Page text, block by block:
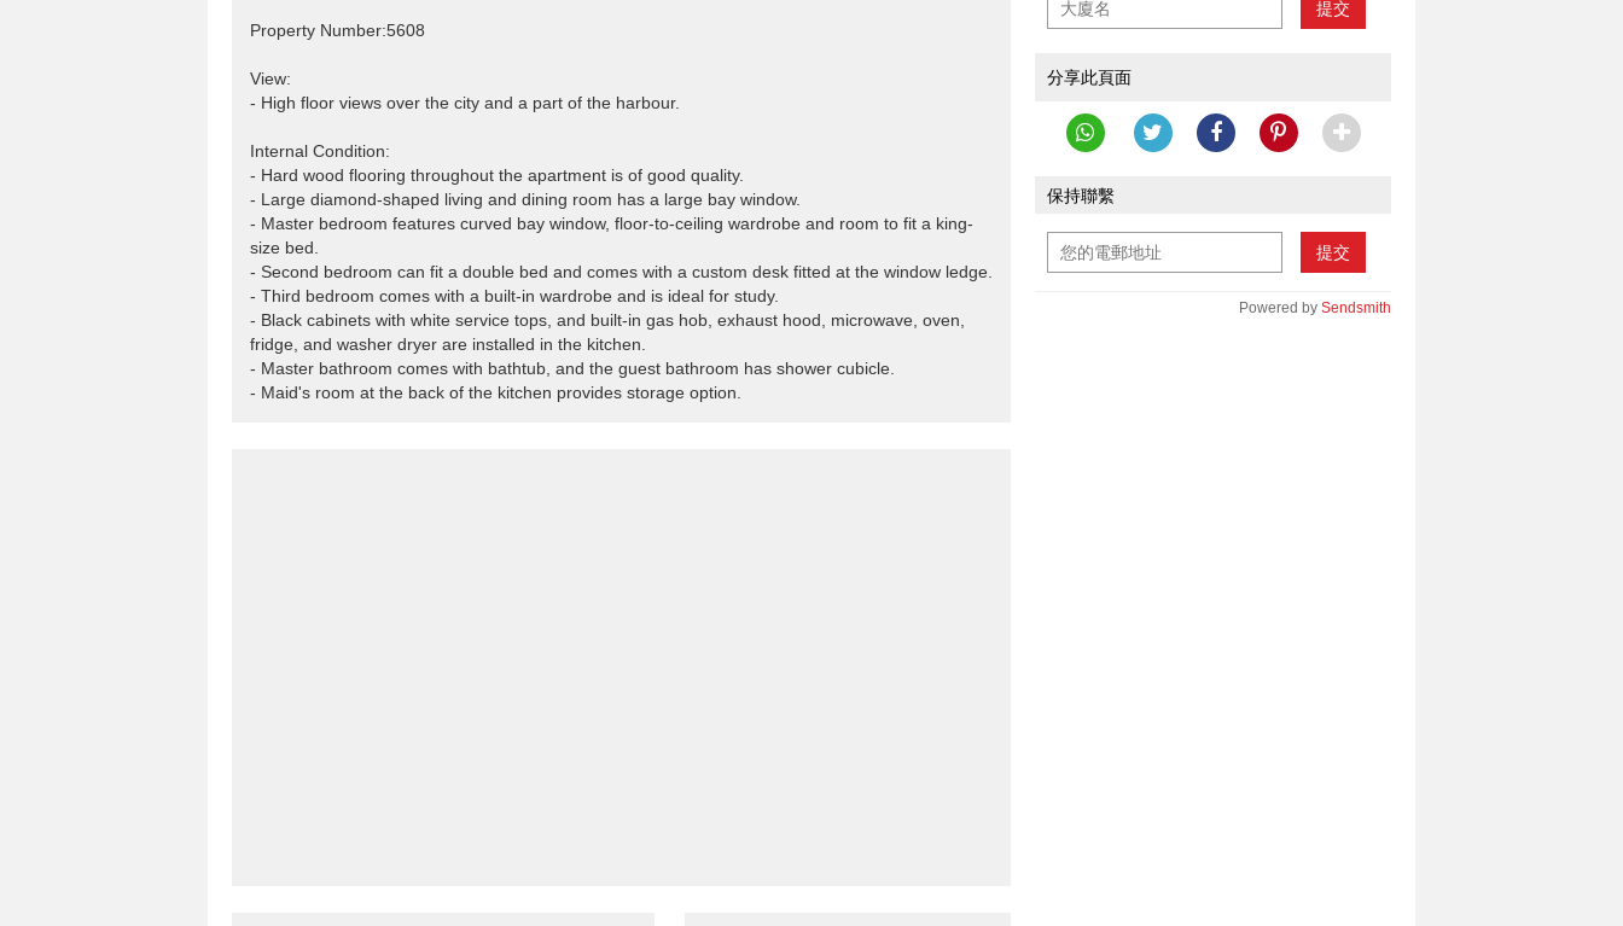
Property Number:5608
View:
- High floor views over the city and a part of the harbour.
Internal Condition:
- Hard wood flooring throughout the apartment is of good quality.
- Large diamond-shaped living and dining room has a large bay window.
- Master bedroom features curved bay window, floor-to-ceiling wardrobe and room to fit a king-
size bed.
- Second bedroom can fit a double bed and comes with a custom desk fitted at the window ledge.
- Third bedroom comes with a built-in wardrobe and is ideal for study.
- Black cabinets with white service tops, and built-in gas hob, exhaust hood, microwave, oven,
fridge, and washer dryer are installed in the kitchen.
- Master bathroom comes with bathtub, and the guest bathroom has shower cubicle.
- Maid's room at the back of the kitchen provides storage option.
提交
分享此頁面
保持聯繫
提交
Powered by Sendsmith